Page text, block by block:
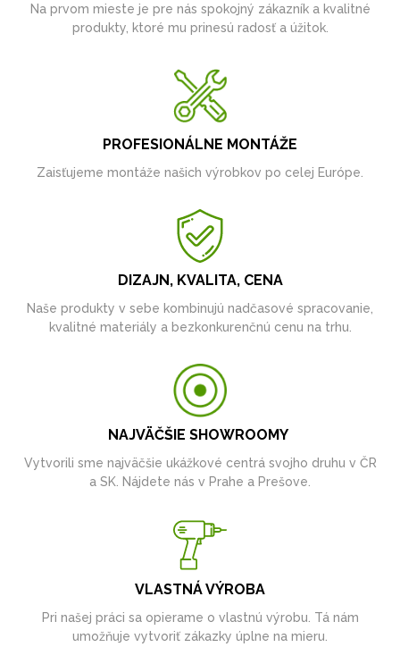
Na prvom mieste je pre nás spokojný zákazník a kvalitné
produkty, ktoré mu prinesú radosť a úžitok.
PROFESIONÁLNE MONTÁŽE
Zaisťujeme montáže našich výrobkov po celej Európe.
DIZAJN, KVALITA, CENA
Naše produkty v sebe kombinujú nadčasové spracovanie,
kvalitné materiály a bezkonkurenčnú cenu na trhu.
NAJVÄČŠIE SHOWROOMY
Vytvorili sme najväčšie ukážkové centrá svojho druhu v ČR
a SK. Nájdete nás v Prahe a Prešove.
VLASTNÁ VÝROBA
Pri našej práci sa opierame o vlastnú výrobu. Tá nám
umožňuje vytvoriť zákazky úplne na mieru.